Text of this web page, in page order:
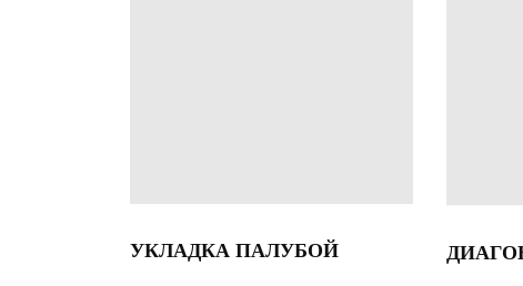
УКЛАДКА ПАЛУБОЙ